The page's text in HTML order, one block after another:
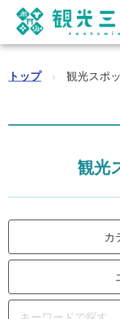
トップ › 観光スポ
観光
カ